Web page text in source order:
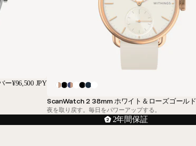
ー¥96,500 JPY
ScanWatch 2 38mm ホワイト＆ローズゴールド
夜を取り戻す。毎日をパワーアップする。
2年間保証